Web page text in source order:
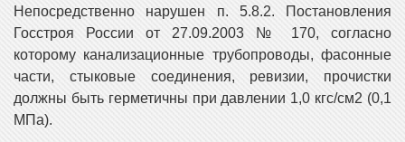
Непосредственно нарушен п. 5.8.2. Постановления
Госстроя России от 27.09.2003 № 170, согласно
которому канализационные трубопроводы, фасонные
части, стыковые соединения, ревизии, прочистки
должны быть герметичны при давлении 1,0 кгс/см2 (0,1
МПа).